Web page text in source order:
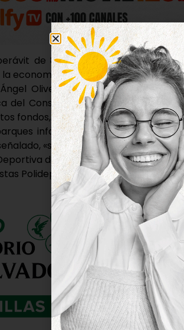
de 811.921,09 euros «se
la economía local y el empleo», tal y
Oliveira, quien ha hecho una
del Consistorio. En concreto, el
fondos, se priorizará la mejora de
infantiles, mobiliario urbano o
«se podrán realizar más
de Valdegalindo, la Casa
Polideportivas del CEIP Pedro I de